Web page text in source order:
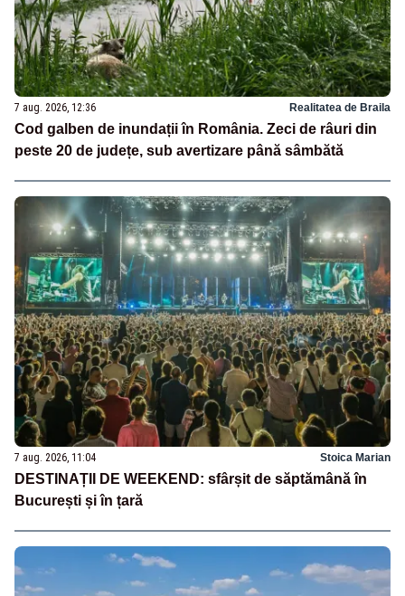
7 aug. 2026, 12:36 Realitatea de Braila
Cod galben de inundații în România. Zeci de râuri din
peste 20 de județe, sub avertizare până sâmbătă
7 aug. 2026, 11:04 Stoica Marian
DESTINAȚII DE WEEKEND: sfârșit de săptămână în
București și în țară